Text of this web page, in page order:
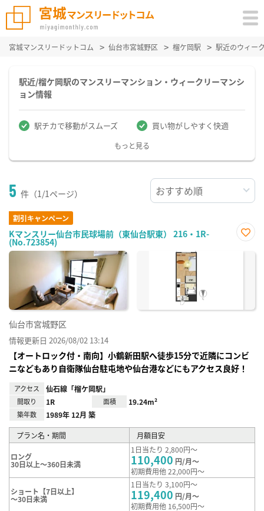
宮城マンスリードットコム 仙台市宮城野区 榴ケ岡駅 駅近のウィー
駅近/榴ケ岡駅のマンスリーマンション・ウィークリーマンシ
ョン情報
駅チカで移動がスムーズ 買い物がしやすく快適
もっと見る
5 件（1/1ページ）
割引キャンペーン
Kマンスリー仙台市民球場前（東仙台駅東） 216・1R-
(No.723854)
に入
仙台市宮城野区
情報更新日 2026/08/02 13:14
【オートロック付・南向】小鶴新田駅へ徒歩15分で近隣にコンビ
ニなどもあり自衛隊仙台駐屯地や仙台港などにもアクセス良好！
アクセス 仙石線「榴ケ岡駅」
間取り 1R 面積 19.24m²
築年数 1989年 12月 築
プラン名・期間 月額目安
ロング
30日以上～360日未満
1日当たり 2,800円～
110,400 円/月～
初期費用他 22,000円～
ショート【7日以上】
～30日未満
1日当たり 3,100円～
119,400 円/月～
初期費用他 16,500円～